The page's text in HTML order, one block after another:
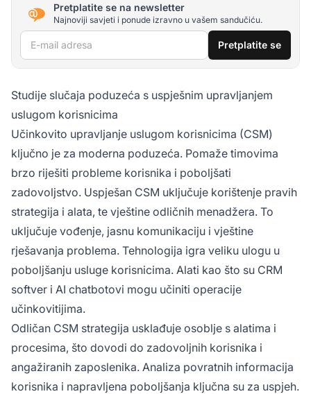
Pretplatite se na newsletter
Najnoviji savjeti i ponude izravno u vašem sandučiću.
E-mail adresa Pretplatite se
Studije slučaja poduzeća s uspješnim upravljanjem
uslugom korisnicima
Učinkovito upravljanje uslugom korisnicima (CSM)
ključno je za moderna poduzeća. Pomaže timovima
brzo riješiti probleme korisnika i poboljšati
zadovoljstvo. Uspješan CSM uključuje korištenje pravih
strategija i alata, te vještine odličnih menadžera. To
uključuje vođenje, jasnu komunikaciju i vještine
rješavanja problema. Tehnologija igra veliku ulogu u
poboljšanju usluge korisnicima. Alati kao što su CRM
softver i AI chatbotovi mogu učiniti operacije
učinkovitijima.
Odličan CSM strategija usklađuje osoblje s alatima i
procesima, što dovodi do zadovoljnih korisnika i
angažiranih zaposlenika. Analiza povratnih informacija
korisnika i napravljena poboljšanja ključna su za uspjeh.